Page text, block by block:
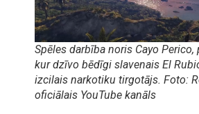
Spēles darbība noris Cayo Perico,
kur dzīvo bēdīgi slavenais El
izcilais narkotiku tirgotājs. Foto:
oficiālais YouTube kanāls